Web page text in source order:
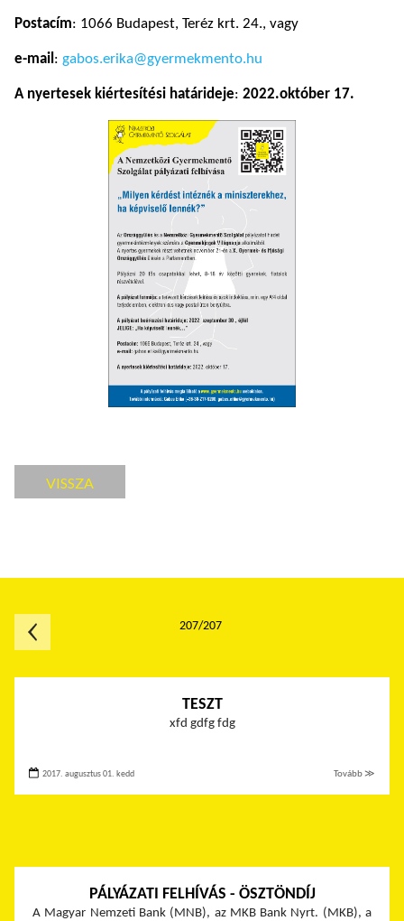
Postacím: 1066 Budapest, Teréz krt. 24., vagy
e-mail: gabos.erika@gyermekmento.hu
A nyertesek kiértesítési határideje: 2022.október 17.
VISSZA
TESZT
xfd gdfg fdg
2017. augusztus 01. kedd Tovább ≫
PÁLYÁZATI FELHÍVÁS - ÖSZTÖNDÍJ
A Magyar Nemzeti Bank (MNB), az MKB Bank Nyrt. (MKB), a
207/207